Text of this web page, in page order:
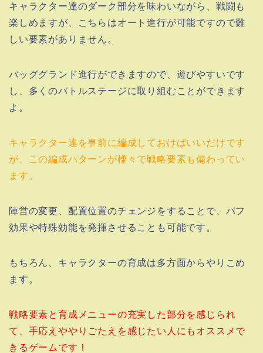
キャラクター達のダーク部分を味わいながら、戦闘も
楽しめますが、こちらはオート進行が可能ですので難
しい要素がありません。
バッググランド進行ができますので、遊びやすいです
し、多くのバトルステージに取り組むことができます
よ。
キャラクター達を事前に編成しておけばいいだけです
が、この編成パターンが様々で戦略要素も備わってい
ます。
陣営の変更、配置位置のチェンジをすることで、バフ
効果や特殊効能を発揮させることも可能です。
もちろん、キャラクターの育成は多方面からやりこめ
ます。
戦略要素と育成メニューの充実した部分を感じられ
て、手応えややりごたえを感じたい人にもオススメで
きるゲームです！